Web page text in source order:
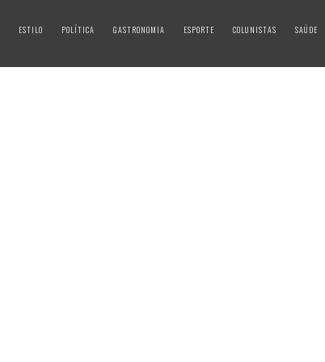
ESTILO POLÍTICA GASTRONOMIA ESPORTE COLUNISTAS SAÚDE